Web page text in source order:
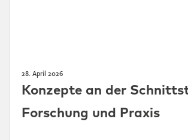
28. April 2026
Konzepte an der
Forschung und Praxis